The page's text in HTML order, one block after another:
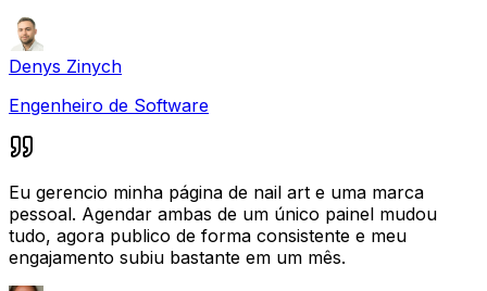
Denys Zinych
Engenheiro de Software
Eu gerencio minha página de nail art e uma marca
pessoal. Agendar ambas de um único painel mudou
tudo, agora publico de forma consistente e meu
engajamento subiu bastante em um mês.